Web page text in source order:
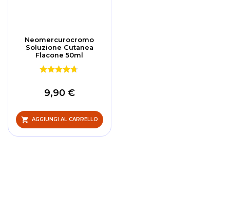
Neomercurocromo
Soluzione Cutanea
Flacone 50ml
9,90 €
AGGIUNGI AL CARRELLO